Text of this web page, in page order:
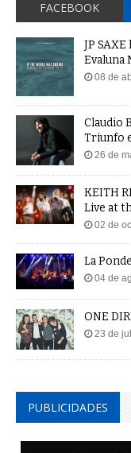
FACEBOOK
JP
Evaluna
08 de
Claudio
Triunfo
26 de
KEITH
Live at
02 de
La
04 de
ONE
23 de
PUBLICIDADES